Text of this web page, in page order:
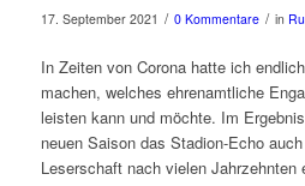
17. September 2021 / 0 Kommentare / in
In Zeiten von Corona hatte ich
machen, welches ehrenamtliche
leisten kann und möchte. Im
neuen Saison das Stadion-Echo
Leserschaft nach vielen Jahrzehnten